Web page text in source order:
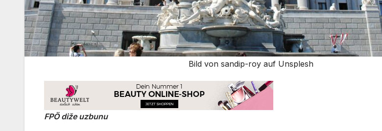
Bild von sandip-roy auf Unsplesh
FPÖ diže uzbunu